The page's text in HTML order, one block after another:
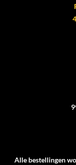
Alle bestellingen